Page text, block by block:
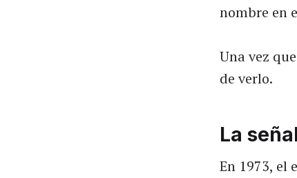
nombre en
Una vez
de verlo.
La
En 1973, el